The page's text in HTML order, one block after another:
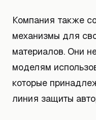
Компания также
механизмы для
материалов. Они
моделям
которые
линия защиты